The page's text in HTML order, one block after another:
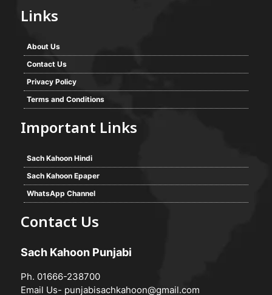
Links
About Us
Contact Us
Privacy Policy
Terms and Conditions
Important Links
Sach Kahoon Hindi
Sach Kahoon Epaper
WhatsApp Channel
Contact Us
Sach Kahoon Punjabi
Ph. 01666-238700
Email Us- punjabisachkahoon@gmail.com